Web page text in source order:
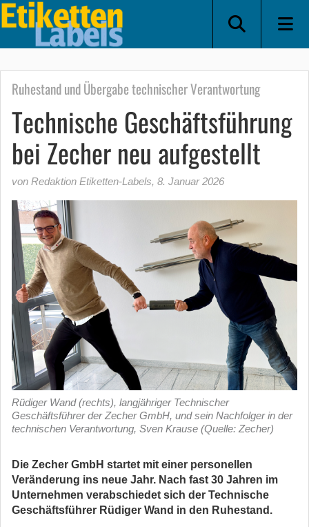
Ruhestand und Übergabe technischer Verantwortung
Technische Geschäftsführung
bei Zecher neu aufgestellt
von Redaktion Etiketten-Labels, 8. Januar 2026
Rüdiger Wand (rechts), langjähriger Technischer
Geschäftsführer der Zecher GmbH, und sein Nachfolger in der
technischen Verantwortung, Sven Krause (Quelle: Zecher)
Die Zecher GmbH startet mit einer personellen
Veränderung ins neue Jahr. Nach fast 30 Jahren im
Unternehmen verabschiedet sich der Technische
Geschäftsführer Rüdiger Wand in den Ruhestand.